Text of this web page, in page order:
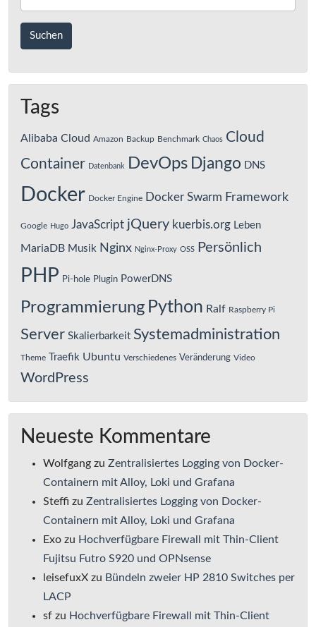
Tags
Alibaba Cloud Amazon Backup Benchmark Chaos Cloud
Container Datenbank DevOps Django DNS
Docker Docker Engine Docker Swarm Framework
Google Hugo JavaScript jQuery kuerbis.org Leben
MariaDB Musik Nginx Nginx-Proxy OSS Persönlich
PHP Pi-hole Plugin PowerDNS
Programmierung Python Ralf Raspberry Pi
Server Skalierbarkeit Systemadministration
Theme Traefik Ubuntu Verschiedenes Veränderung Video
WordPress
Neueste Kommentare
Wolfgang zu Zentralisiertes Logging von Docker-
Containern mit Alloy, Loki und Grafana
Steffi zu Zentralisiertes Logging von Docker-
Containern mit Alloy, Loki und Grafana
Exo zu Hochverfügbare Firewall mit Thin-Client
Fujitsu Futro S920 und OPNsense
leisefuxX zu Bündeln zweier HP 2810 Switches per
LACP
sf zu Hochverfügbare Firewall mit Thin-Client